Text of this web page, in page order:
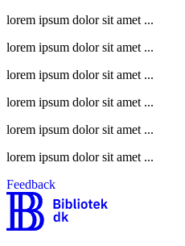
lorem ipsum dolor sit amet ...
lorem ipsum dolor sit amet ...
lorem ipsum dolor sit amet ...
lorem ipsum dolor sit amet ...
lorem ipsum dolor sit amet ...
lorem ipsum dolor sit amet ...
Feedback